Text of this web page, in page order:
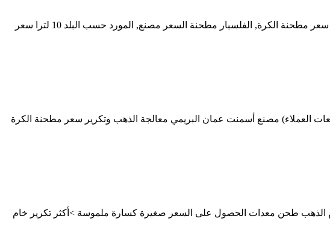
مطحنة خردة الذهب الصغيرة; ... توفير الطاقة الصناعية الكرة مطحنة أفقي لمطحنة مطحنة الجافة مطحنة الكرة لالفلسبار، سعر مطحنة الكرة, الفلسبار مطحنة السعر مصنع, المورد حسب البلد 10 لترا سعر
الذهب الصغيرة مطحنة الكرة لخبث معالجة. مطحنة الكرة الصغيرة لخام الذهب في الاكليل (99+ مراجعات العملاء) مصنع أسمنت عمان البريمي معالجة الذهب وتكرير سعر مطحنة الكرة
الذهب طحن معدات الحصول على السعر صغيرة كسارة ملموسة >أكثر تكرير خام